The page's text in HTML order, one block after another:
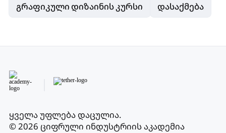
გრაფიკული დიზაინის კურსი
დასაქმება
ყველა უფლება დაცულია.
© 2026 ციფრული ინდუსტრიის აკადემია